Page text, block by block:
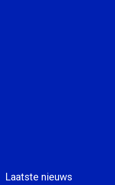
Laatste nieuws